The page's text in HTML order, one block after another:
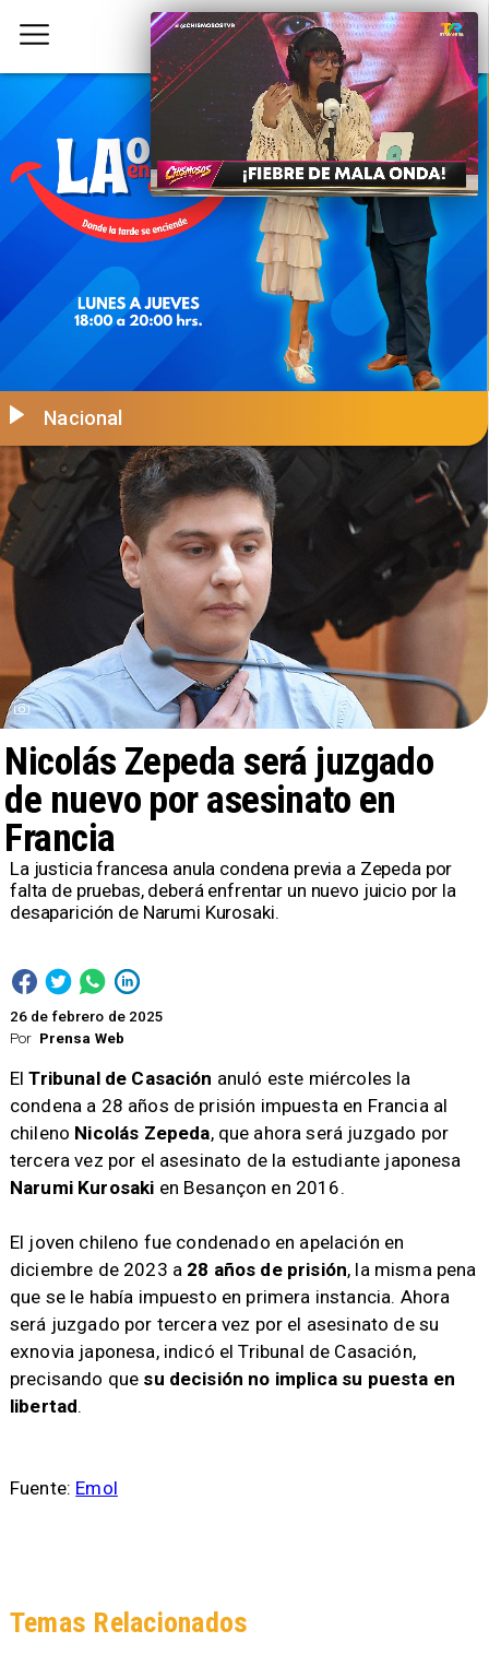
Por Prensa Web
Nicolás Zepeda será juzgado
de nuevo por asesinato en
Francia
Nacional
26 de febrero de 2025
La justicia francesa anula condena previa a Zepeda por
falta de pruebas, deberá enfrentar un nuevo juicio por la
desaparición de Narumi Kurosaki.
ElTribunal de Casación anuló este miércoles la
condena a 28 años de prisión impuesta en Francia al
chileno Nicolás Zepeda, que ahora será juzgado por
tercera vez por el asesinato de la estudiante japonesa
Narumi Kurosaki en Besançon en 2016.
El joven chileno fue condenado en apelación en
diciembre de 2023 a 28 años de prisión, la misma pena
que se le había impuesto en primera instancia. Ahora
será juzgado por tercera vez por el asesinato de su
exnovia japonesa, indicó el Tribunal de Casación,
precisando que su decisión no implica su puesta en
libertad.
Fuente: Emol
Temas Relacionados